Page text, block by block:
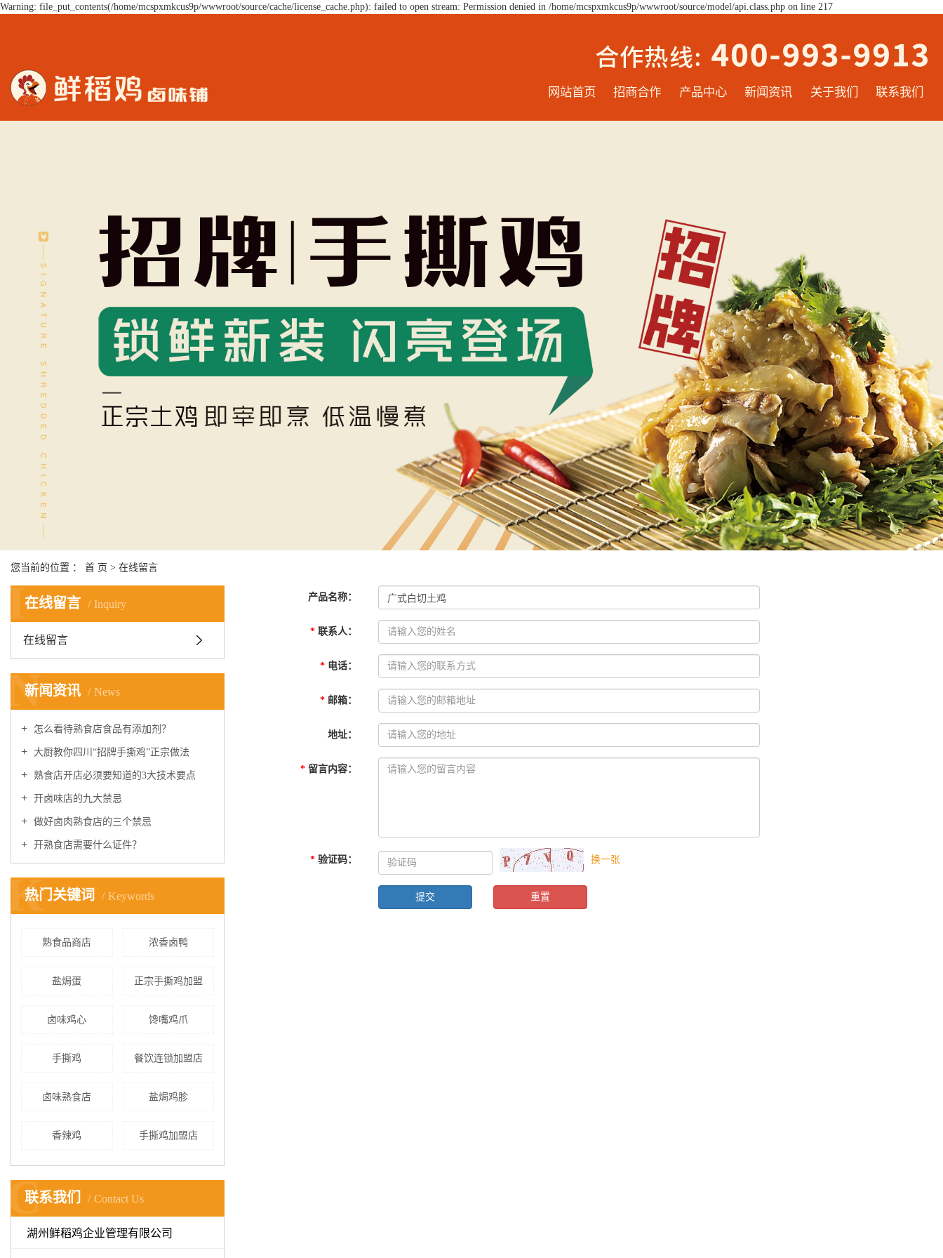
Warning: file_put_contents(/home/mcspxmkcus9p/wwwroot/source/cache/license_cache.php): failed to open stream: Permission denied in /home/mcspxmkcus9p/wwwroot/source/model/api.class.php on line 217
网站首页 招商合作 产品中心 新闻资讯 关于我们 联系我们
您当前的位置 ： 首 页 > 在线留言
在线留言 Inquiry
I
在线留言
新闻资讯 News
N
怎么看待熟食店食品有添加剂？
大厨教你四川“招牌手撕鸡”正宗做法
熟食店开店必须要知道的3大技术要点
开卤味店的九大禁忌
做好卤肉熟食店的三个禁忌
开熟食店需要什么证件？
热门关键词 Keywords
K
熟食品商店 浓香卤鸭
盐焗蛋 正宗手撕鸡加盟
卤味鸡心 馋嘴鸡爪
手撕鸡 餐饮连锁加盟店
卤味熟食店 盐焗鸡胗
香辣鸡 手撕鸡加盟店
联系我们 Contact Us
C
湖州鲜稻鸡企业管理有限公司
产品名称：
* 联系人：
* 电话：
* 邮箱：
地址：
* 留言内容：
* 验证码： 换一张